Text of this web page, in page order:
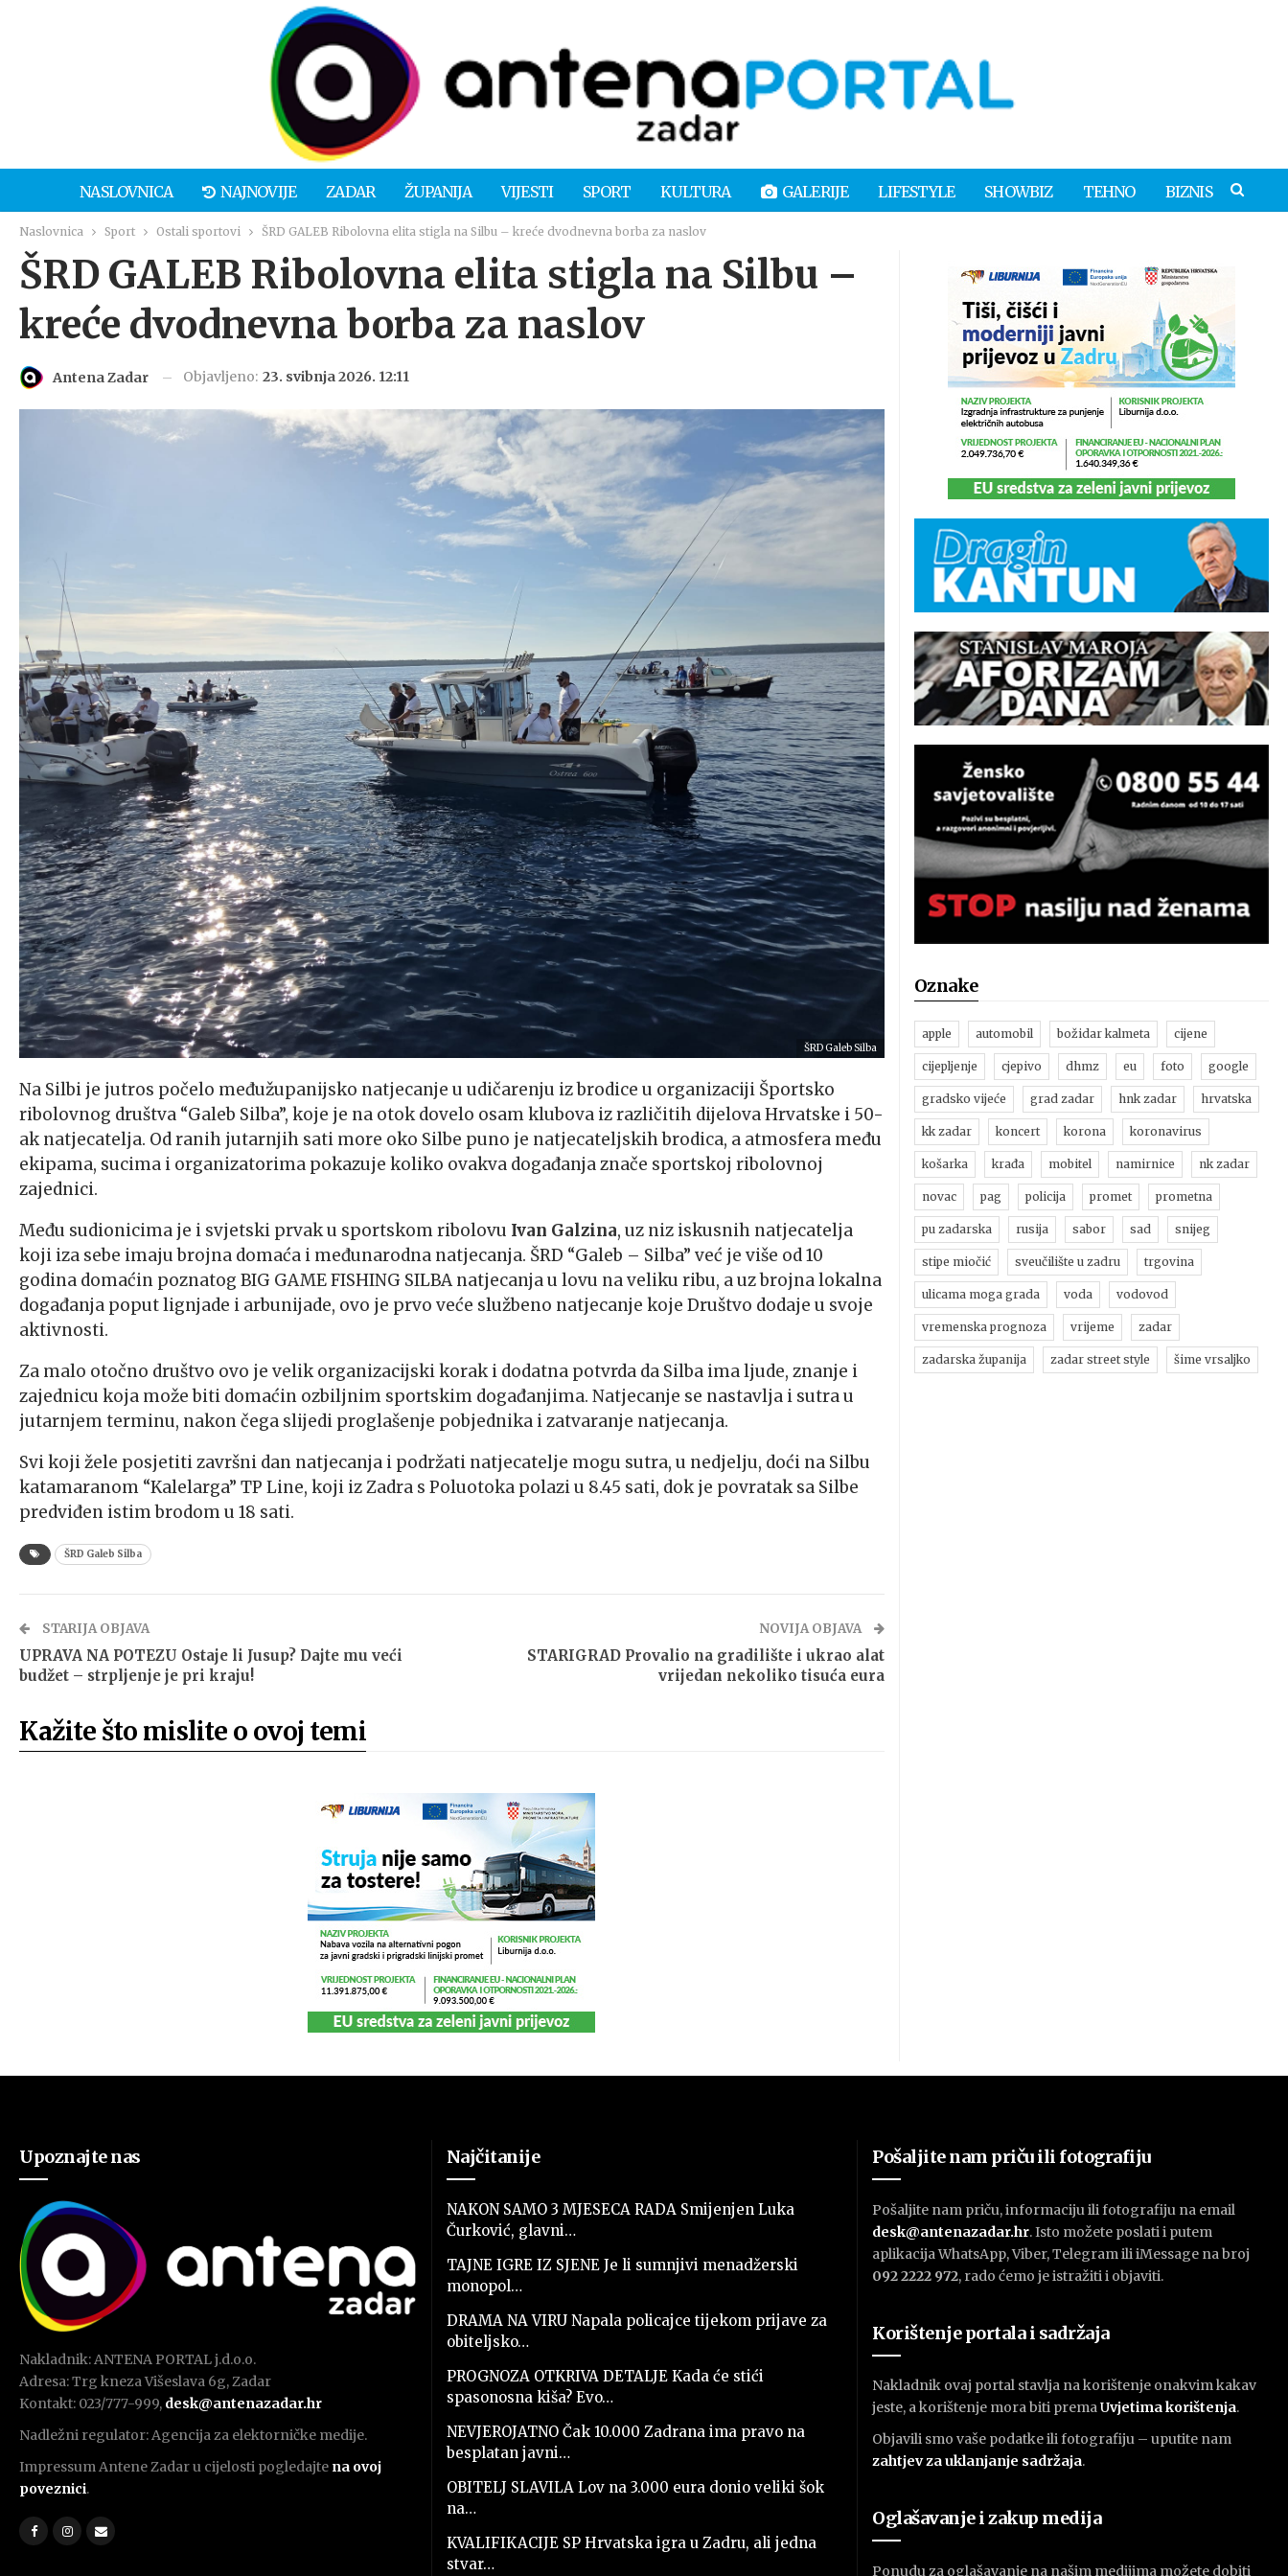
NASLOVNICA NAJNOVIJE ZADAR ŽUPANIJA VIJESTI SPORT KULTURA GALERIJE LIFESTYLE SHOWBIZ TEHNO BIZNIS
Naslovnica Sport Ostali sportovi ŠRD GALEB Ribolovna elita stigla na Silbu – kreće dvodnevna borba za naslov
ŠRD GALEB Ribolovna elita stigla na Silbu –
kreće dvodnevna borba za naslov
Antena Zadar Objavljeno: 23. svibnja 2026. 12:11
ŠRD Galeb Silba
Na Silbi je jutros počelo međužupanijsko natjecanje u udičarenju iz brodice u organizaciji Športsko
ribolovnog društva “Galeb Silba”, koje je na otok dovelo osam klubova iz različitih dijelova Hrvatske i 50-
ak natjecatelja. Od ranih jutarnjih sati more oko Silbe puno je natjecateljskih brodica, a atmosfera među
ekipama, sucima i organizatorima pokazuje koliko ovakva događanja znače sportskoj ribolovnoj
zajednici.
Među sudionicima je i svjetski prvak u sportskom ribolovu Ivan Galzina, uz niz iskusnih natjecatelja
koji iza sebe imaju brojna domaća i međunarodna natjecanja. ŠRD “Galeb – Silba” već je više od 10
godina domaćin poznatog BIG GAME FISHING SILBA natjecanja u lovu na veliku ribu, a uz brojna lokalna
događanja poput lignjade i arbunijade, ovo je prvo veće službeno natjecanje koje Društvo dodaje u svoje
aktivnosti.
Za malo otočno društvo ovo je velik organizacijski korak i dodatna potvrda da Silba ima ljude, znanje i
zajednicu koja može biti domaćin ozbiljnim sportskim događanjima. Natjecanje se nastavlja i sutra u
jutarnjem terminu, nakon čega slijedi proglašenje pobjednika i zatvaranje natjecanja.
Svi koji žele posjetiti završni dan natjecanja i podržati natjecatelje mogu sutra, u nedjelju, doći na Silbu
katamaranom “Kalelarga” TP Line, koji iz Zadra s Poluotoka polazi u 8.45 sati, dok je povratak sa Silbe
predviđen istim brodom u 18 sati.
ŠRD Galeb Silba
STARIJA OBJAVA
UPRAVA NA POTEZU Ostaje li Jusup? Dajte mu veći
budžet – strpljenje je pri kraju!
NOVIJA OBJAVA
STARIGRAD Provalio na gradilište i ukrao alat
vrijedan nekoliko tisuća eura
Kažite što mislite o ovoj temi
Oznake
apple automobil božidar kalmeta cijene
cijepljenje cjepivo dhmz eu foto google
gradsko vijeće grad zadar hnk zadar hrvatska
kk zadar koncert korona koronavirus
košarka krađa mobitel namirnice nk zadar
novac pag policija promet prometna
pu zadarska rusija sabor sad snijeg
stipe miočić sveučilište u zadru trgovina
ulicama moga grada voda vodovod
vremenska prognoza vrijeme zadar
zadarska županija zadar street style šime vrsaljko
Upoznajte nas
Nakladnik: ANTENA PORTAL j.d.o.o.
Adresa: Trg kneza Višeslava 6g, Zadar
Kontakt: 023/777-999, desk@antenazadar.hr
Nadležni regulator: Agencija za elektorničke medije.
Impressum Antene Zadar u cijelosti pogledajte na ovoj
poveznici.
Najčitanije
NAKON SAMO 3 MJESECA RADA Smijenjen Luka
Čurković, glavni…
TAJNE IGRE IZ SJENE Je li sumnjivi menadžerski
monopol…
DRAMA NA VIRU Napala policajce tijekom prijave za
obiteljsko…
PROGNOZA OTKRIVA DETALJE Kada će stići
spasonosna kiša? Evo…
NEVJEROJATNO Čak 10.000 Zadrana ima pravo na
besplatan javni…
OBITELJ SLAVILA Lov na 3.000 eura donio veliki šok
na…
KVALIFIKACIJE SP Hrvatska igra u Zadru, ali jedna
stvar…
Pošaljite nam priču ili fotografiju
Pošaljite nam priču, informaciju ili fotografiju na email
desk@antenazadar.hr. Isto možete poslati i putem
aplikacija WhatsApp, Viber, Telegram ili iMessage na broj
092 2222 972, rado ćemo je istražiti i objaviti.
Korištenje portala i sadržaja
Nakladnik ovaj portal stavlja na korištenje onakvim kakav
jeste, a korištenje mora biti premaUvjetima korištenja.
Objavili smo vaše podatke ili fotografiju – uputite nam
zahtjev za uklanjanje sadržaja.
Oglašavanje i zakup medija
Ponudu za oglašavanje na našim medijima možete dobiti